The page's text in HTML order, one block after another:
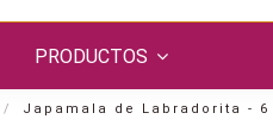
PRODUCTOS
Japamala de Labradorita - 6